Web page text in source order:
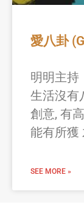
愛八卦
明明主持
生活沒有
創意, 有
能有所獲
SEE MORE »